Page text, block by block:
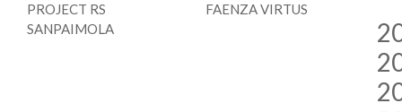
PROJECT RS
FAENZA VIRTUS
SANPAIMOLA